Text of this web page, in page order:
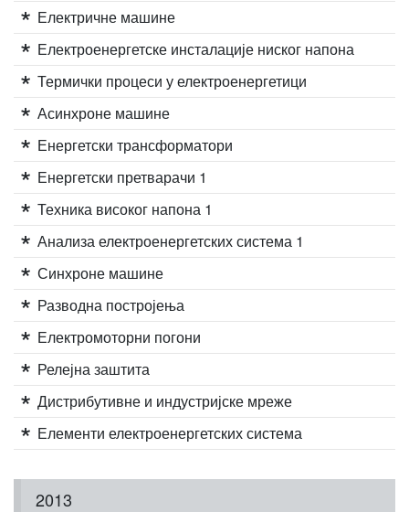
2013
Електричне машине
Електроенергетске инсталације ниског напона
Термички процеси у електроенергетици
Асинхроне машине
Енергетски трансформатори
Енергетски претварачи 1
Техника високог напона 1
Анализа електроенергетских система 1
Синхроне машине
Разводна постројења
Електромоторни погони
Релејна заштита
Дистрибутивне и индустријске мреже
Елементи електроенергетских система